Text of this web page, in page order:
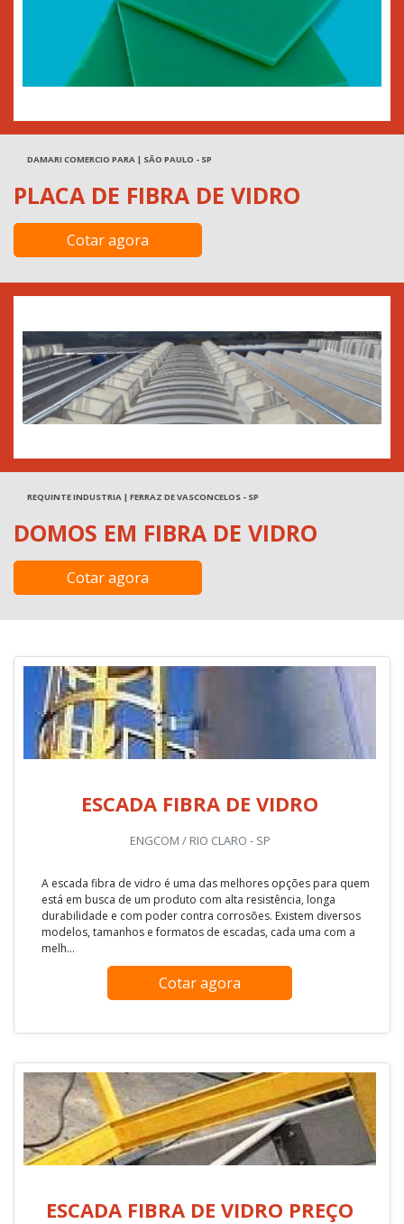
DAMARI COMERCIO PARA | SÃO PAULO - SP
PLACA DE FIBRA DE VIDRO
Cotar agora
REQUINTE INDUSTRIA | FERRAZ DE VASCONCELOS - SP
DOMOS EM FIBRA DE VIDRO
Cotar agora
ESCADA FIBRA DE VIDRO
ENGCOM / RIO CLARO - SP
A escada fibra de vidro é uma das melhores opções para quem
está em busca de um produto com alta resistência, longa
durabilidade e com poder contra corrosões. Existem diversos
modelos, tamanhos e formatos de escadas, cada uma com a
melh...
Cotar agora
ESCADA FIBRA DE VIDRO PREÇO